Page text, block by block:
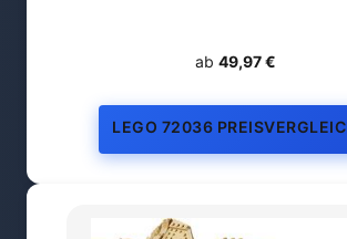
ab 49,97 €
LEGO 72036